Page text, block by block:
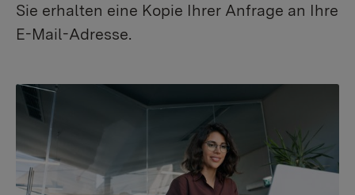
Sie erhalten eine Kopie Ihrer Anfrage an Ihre
E-Mail-Adresse.